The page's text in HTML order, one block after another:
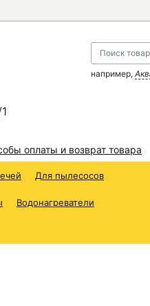
например,
оплаты и возврат товара
Для пылесосов
Водонагреватели